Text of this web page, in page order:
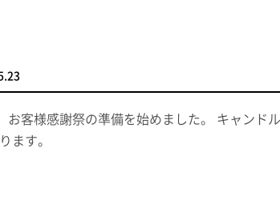
お客様感謝祭の準備を始めました。 キャンド
ます。